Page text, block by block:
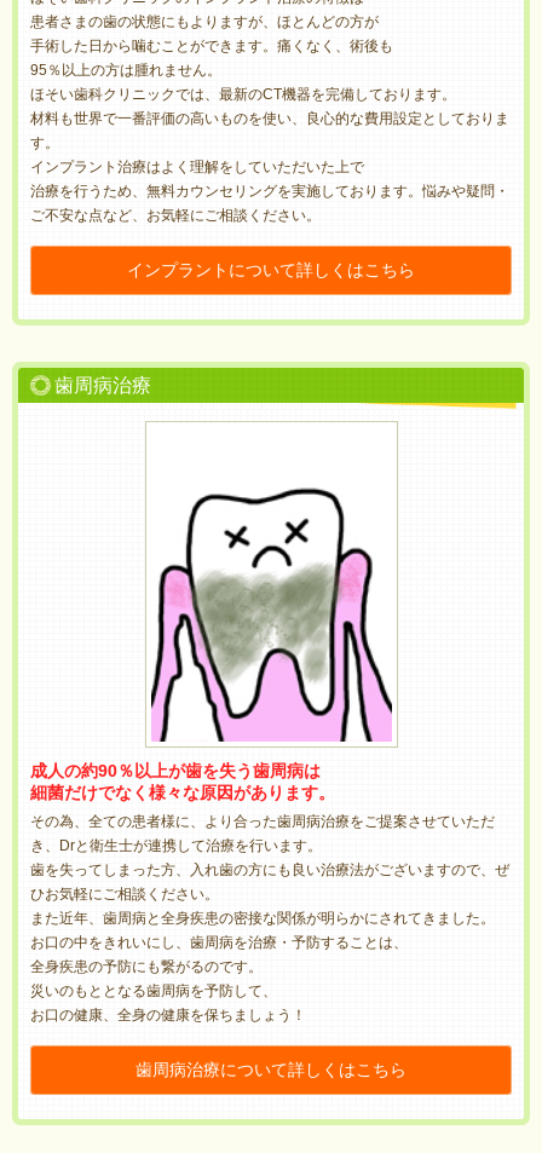
患者さまの歯の状態にもよりますが、ほとんどの方が
手術した日から噛むことができます。痛くなく、術後も
95％以上の方は腫れません。
ほそい歯科クリニックでは、最新のCT機器を完備しております。
材料も世界で一番評価の高いものを使い、良心的な費用設定としておりま
す。
インプラント治療はよく理解をしていただいた上で
治療を行うため、無料カウンセリングを実施しております。悩みや疑問・
ご不安な点など、お気軽にご相談ください。
インプラントについて詳しくはこちら
歯周病治療
成人の約90％以上が歯を失う歯周病は
細菌だけでなく様々な原因があります。
その為、全ての患者様に、より合った歯周病治療をご提案させていただ
き、Drと衛生士が連携して治療を行います。
歯を失ってしまった方、入れ歯の方にも良い治療法がございますので、ぜ
ひお気軽にご相談ください。
また近年、歯周病と全身疾患の密接な関係が明らかにされてきました。
お口の中をきれいにし、歯周病を治療・予防することは、
全身疾患の予防にも繋がるのです。
災いのもととなる歯周病を予防して、
お口の健康、全身の健康を保ちましょう！
歯周病治療について詳しくはこちら